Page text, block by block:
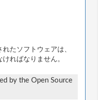
たソフトウェアは、
ればなりません。
by the Open Source